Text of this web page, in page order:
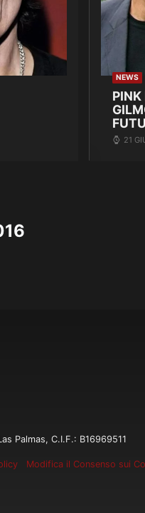
NEWS
PINK
21
Palmas, C.I.F.: B16969511
Modifica il Consenso sui